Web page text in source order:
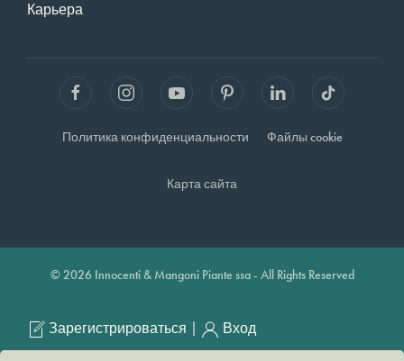
Карьера
Политика конфиденциальности Файлы cookie
Карта сайта
© 2026 Innocenti & Mangoni Piante ssa - All Rights Reserved
Зарегистрироваться Вход